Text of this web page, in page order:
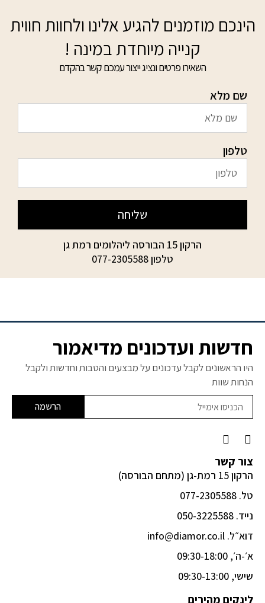
הינכם מוזמנים להגיע אלינו ולחוות חווית
קנייה מיוחדת במינה !
השאירו פרטים ונציג ייצור עמכם קשר בהקדם
שם מלא
טלפון
שליחה
הרקון 15 הבורסה ליהלומים רמת גן
טלפון077-2305588
חדשות ועדכונים מדיאמור
היו הראשונים לקבל עדכונים על מבצעים והטבות וחדשות ולקבל
הנחות שוות
הרשמה
F
a
c
e
b
o
o
k
f
I
n
s
t
a
g
r
a
צור קשר
הרקון 15 רמת-גן (מתחם הבורסה)
טל. 077-2305588
נייד. 050-3225588
דוא״ל. info@diamor.co.il
א׳-ה׳, 09:30-18:00
שישי, 09:30-13:00
לינקים מהירים